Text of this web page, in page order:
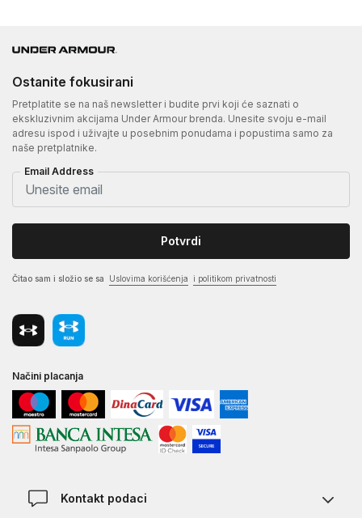
Ostanite fokusirani
Pretplatite se na naš newsletter i budite prvi koji će saznati o
ekskluzivnim akcijama Under Armour brenda. Unesite svoju e-mail
adresu ispod i uživajte u posebnim ponudama i popustima samo za
naše pretplatnike.
Email Address
Potvrdi
Čitao sam i složio se sa Uslovima korišćenja i politikom privatnosti
Načini placanja
Kontakt podaci